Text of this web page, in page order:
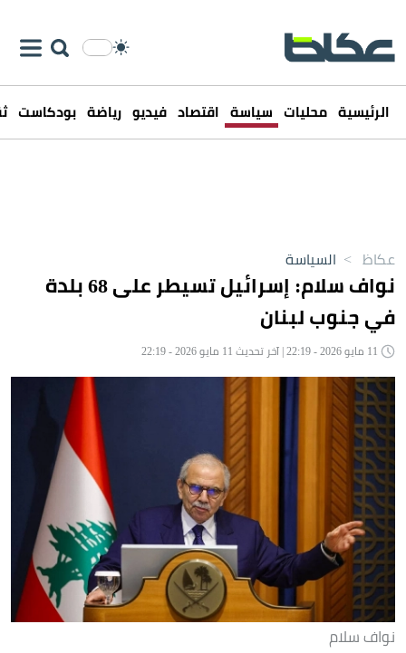
الرئيسية محليات سياسة اقتصاد فيديو رياضة بودكاست
عكاظ > السياسة
نواف سلام: إسرائيل تسيطر على 68 بلدة
في جنوب لبنان
نواف سلام